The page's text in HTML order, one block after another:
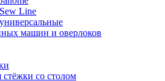
Line
машин и оверлоков
со столом